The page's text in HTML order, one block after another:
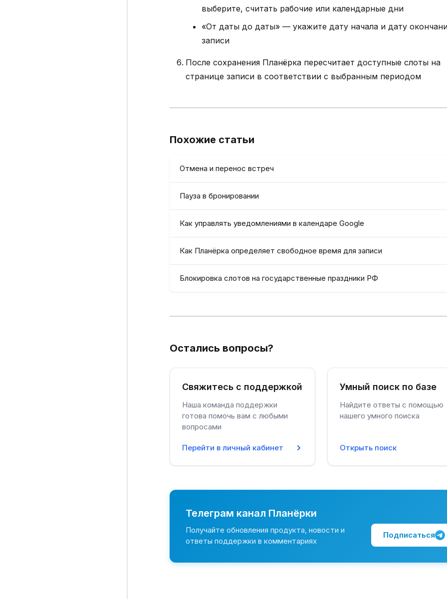
выберите, считать рабочие или календарные дни
«От даты до даты» — укажите дату начала и дату
записи
После сохранения Планёрка пересчитает доступные слоты на
странице записи в соответствии с выбранным периодом
Похожие статьи
Отмена и перенос встреч
Пауза в бронировании
Как управлять уведомлениями в календаре Google
Как Планёрка определяет свободное время для записи
Блокировка слотов на государственные праздники РФ
Остались вопросы?
Свяжитесь с поддержкой
Наша команда поддержки
готова помочь вам с любыми
вопросами
Перейти в личный кабинет
Умный поиск по базе
Найдите ответы с помощью
нашего умного поиска
Открыть поиск
Телеграм канал Планёрки
Получайте обновления продукта, новости и
ответы поддержки в комментариях
Подписаться